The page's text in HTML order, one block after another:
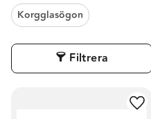
Korgglasögon
Filtrera